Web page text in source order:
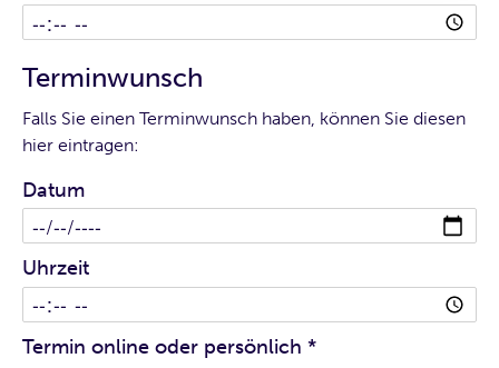
Terminwunsch
Falls Sie einen Terminwunsch haben, können Sie diesen
hier eintragen:
Datum
Uhrzeit
Termin online oder persönlich *